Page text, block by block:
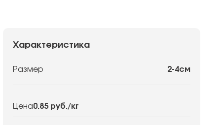
Характеристика
Размер 2-4см
Цена0.85 руб./кг